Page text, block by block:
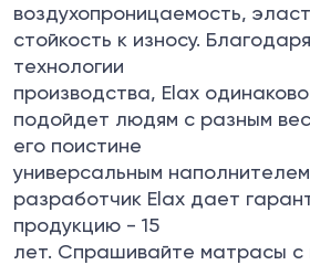
воздухопроницаемость,
стойкость к износу.
технологии
производства, Elax
подойдет людям с разным
его поистине
универсальным
разработчик Elax дает
продукцию - 15
лет. Спрашивайте матрасы с